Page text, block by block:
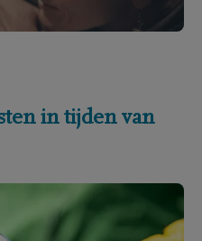
in tijden van